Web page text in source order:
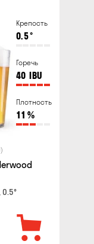
Крепость
0.5°
Горечь
40 IBU
Плотность
11 %